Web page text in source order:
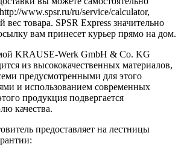
www.spsr.ru/ru/service/calculator,
товара. SPSR Express значительно
вам принесет курьер прямо на дом.
KRAUSE-Werk GmbH & Со. KG
из высококачественных материалов,
предусмотренными для этого
и использованием современных
продукция подвергается
качества.
предоставляет на лестницы